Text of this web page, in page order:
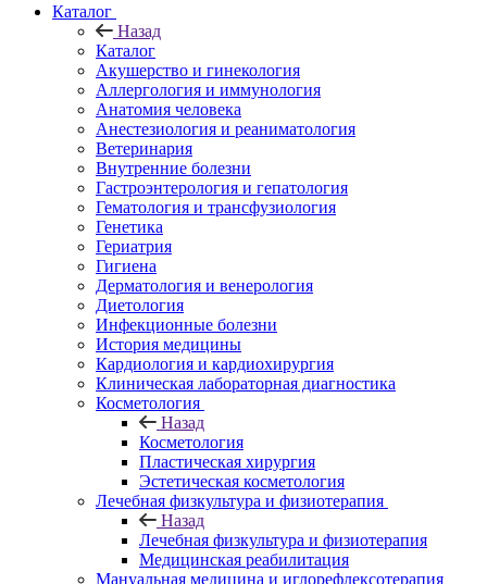
Каталог
Назад
Каталог
Акушерство и гинекология
Аллергология и иммунология
Анатомия человека
Анестезиология и реаниматология
Ветеринария
Внутренние болезни
Гастроэнтерология и гепатология
Гематология и трансфузиология
Генетика
Гериатрия
Гигиена
Дерматология и венерология
Диетология
Инфекционные болезни
История медицины
Кардиология и кардиохирургия
Клиническая лабораторная диагностика
Косметология
Назад
Косметология
Пластическая хирургия
Эстетическая косметология
Лечебная физкультура и физиотерапия
Назад
Лечебная физкультура и физиотерапия
Медицинская реабилитация
Мануальная медицина и иглорефлексотерапия